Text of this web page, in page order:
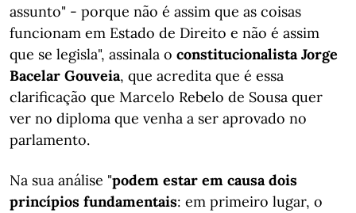
assunto" - porque não é assim que as coisas
funcionam em Estado de Direito e não é assim
que se legisla", assinala o constitucionalista Jorge
Bacelar Gouveia, que acredita que é essa
clarificação que Marcelo Rebelo de Sousa quer
ver no diploma que venha a ser aprovado no
parlamento.
Na sua análise "podem estar em causa dois
princípios fundamentais: em primeiro lugar, o